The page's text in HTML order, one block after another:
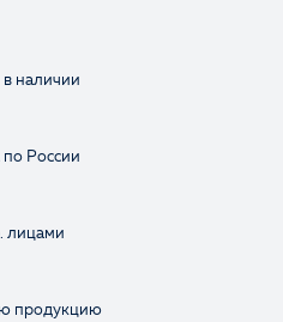
в наличии
по России
лицами
продукцию